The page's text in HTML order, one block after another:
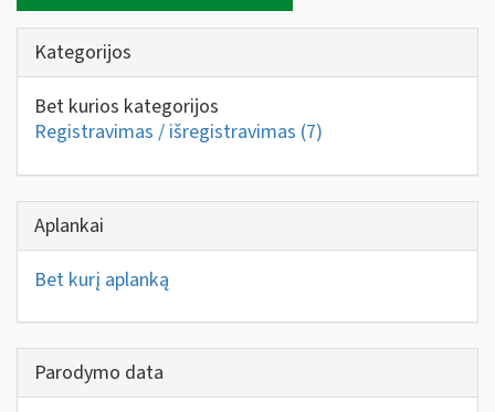
Kategorijos
Bet kurios kategorijos
Registravimas / išregistravimas (7)
Aplankai
Bet kurį aplanką
Parodymo data